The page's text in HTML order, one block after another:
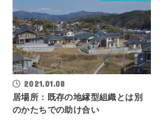
2021.01.08
居場所：既存の地縁型組織とは別
のかたちでの助け合い